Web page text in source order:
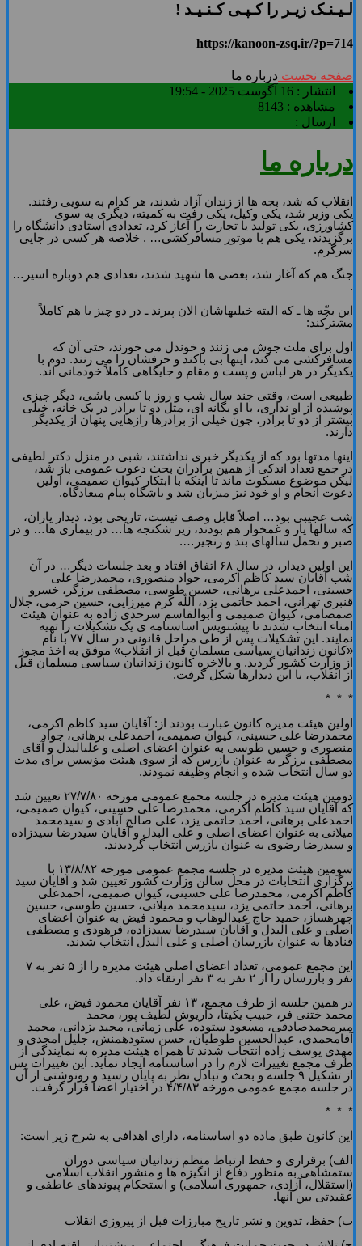
لـیـنـک زیـر را کـپـی کـنـیـد !
https://kanoon-zsq.ir/?p=714
صفحه نخست درباره ما
انتشار : 16 آگوست 2025 - 19:54
مشاهده : 8143
ارسال :
درباره ما
انقلاب که شد، بچه‏ ها از زندان آزاد شدند، هر کدام به سویى رفتند.
یکى وزیر شد، یکى وکیل، یکى رفت به کمیته، دیگرى به سوى
کشاورزى، یکى تولید یا تجارت را آغاز کرد، تعدادى استادى دانشگاه را
برگزیدند، یکى هم با موتور مسافرکشى… . خلاصه هر کسى در جایى
سرگرم.
جنگ هم که آغاز شد، بعضى‏ ها شهید شدند، تعدادى هم دوباره اسیر…
.
این بچّه‏ ها ـ که البته خیلى‏هاشان الان پیرند ـ در دو چیز با هم کاملاً
مشترکند:
اول براى ملت جوش مى ‏زنند و خون‏دل مى‏ خورند، حتى آن که
مسافرکشى مى‏ کند، این‏ها بى‏ باکند و حرفشان را مى‏ زنند. دوم با
یکدیگر در هر لباس و پست و مقام و جایگاهى کاملاً خودمانى‏ اند.
طبیعى است، وقتى چند سال شب و روز با کسى باشى، دیگر چیزى
پوشیده از او ندارى، با او یگانه‏ اى، مثل دو تا برادر در یک خانه، خیلى
بیشتر از دو تا برادر، چون خیلى از برادرها رازهایى پنهان از یکدیگر
دارند.
این‏ها مدت‏ها بود که از یکدیگر خبرى نداشتند، شبى در منزل دکتر لطیفى
در جمع تعداد اندکى از همین برادران بحث دعوت عمومى باز شد،
لیکن موضوع مسکوت ماند تا اینکه با ابتکار کیوان صمیمى، اولین
دعوت انجام و او خود نیز میزبان شد و باشگاه پیام میعادگاه.
شب عجیبى بود… اصلاً قابل وصف نیست، تاریخى بود، دیدار یاران،
که سال‏ها یار و غمخوار هم بودند، زیر شکنجه‏ ها… در بیمارى‏ ها… و در
صبر و تحمل سال‏هاى بند و زنجیر….
این اولین دیدار، در سال ۶۸ اتفاق افتاد و بعد جلسات دیگر… در آن
شب آقایان سید کاظم اکرمى، جواد منصورى، محمدرضا على‏
حسینى، احمدعلى برهانى، حسین طوسى، مصطفى برزگر، خسرو
قنبرى تهرانى، احمد حاتمى یزد، اللّه‏ کرم میرزایى، حسین حرمى، جلال
صمصامى، کیوان صمیمى و ابوالقاسم سرحدى ‏زاده به عنوان هیئت
امناء انتخاب شدند تا پیش‏نویس اساسنامه‏ ى یک تشکیلات را تهیه
نمایند. این تشکیلات پس از طى مراحل قانونى در سال ۷۷ با نام
«کانون زندانیان سیاسى مسلمان قبل از انقلاب» موفق به اخذ مجوز
از وزارت کشور گردید. و بالاخره کانون زندانیان سیاسى مسلمان قبل
از انقلاب، با این دیدارها شکل گرفت.
* * *
اولین هیئت مدیره کانون عبارت بودند از: آقایان سید کاظم اکرمى،
محمدرضا على‏ حسینى، کیوان صمیمى، احمدعلى برهانى، جواد
منصورى و حسین طوسى به عنوان اعضاى اصلى و على‏البدل و آقاى
مصطفى برزگر به عنوان بازرس که از سوى هیئت مؤسس براى مدت
دو سال انتخاب شده و انجام وظیفه نمودند.
دومین هیئت مدیره در جلسه مجمع عمومى مورخه ۲۷/۷/۸۰ تعیین شد
که آقایان سید کاظم اکرمى، محمدرضا على‏ حسینى، کیوان صمیمى،
احمدعلى برهانى، احمد حاتمى یزد، على صالح ‏آبادى و سیدمحمد
میلانى به عنوان اعضاى اصلى و على ‏البدل و آقایان سیدرضا سیدزاده
و سیدرضا رضوى به عنوان بازرس انتخاب گردیدند.
سومین هیئت مدیره در جلسه مجمع عمومى مورخه ۱۳/۸/۸۲ با
برگزارى انتخابات در محل سالن وزارت کشور تعیین شد و آقایان سید
کاظم اکرمى، محمدرضا على‏ حسینى، کیوان صمیمى، احمدعلى
برهانى، احمد حاتمى یزد، سیدمحمد میلانى، حسین طوسى، حسین
چهره‏ساز، حمید حاج عبدالوهاب و محمود فیض به عنوان اعضاى
اصلى و على‏ البدل و آقایان سیدرضا سیدزاده، فرهودى و مصطفى
قنادها به عنوان بازرسان اصلى و على البدل انتخاب شدند.
این مجمع عمومى، تعداد اعضاى اصلى هیئت مدیره را از ۵ نفر به ۷
نفر و بازرسان را از ۲ نفر به ۳ نفر ارتقاء داد.
در همین جلسه از طرف مجمع، ۱۳ نفر آقایان محمود فیض، على
محمد ختنى ‏فر، حبیب یکیتا، داریوش لطیف‏ پور، محمد
میرمحمدصادقى، مسعود ستوده، على زمانى، مجید یزدانى، محمد
آقامحمدى، عبدالحسین طوطیان، حسن ستوده‏منش، جلیل امجدى و
مهدى یوسف ‏زاده انتخاب شدند تا همراه هیئت مدیره به نمایندگى از
طرف مجمع تغییرات لازم را در اساسنامه ایجاد نماید. این تغییرات پس
از تشکیل ۹ جلسه و بحث و تبادل نظر به پایان رسید و رونوشتى از آن
در جلسه مجمع عمومى مورخه ۴/۴/۸۳ در اختیار اعضا قرار گرفت.
* * *
این کانون طبق ماده دو اساسنامه، داراى اهدافى به شرح زیر است:
الف) برقرارى و حفظ ارتباط منظم زندانیان سیاسى دوران
ستم‏شاهى به منظور دفاع از انگیزه‏ ها و منشور انقلاب اسلامى
(استقلال، آزادى، جمهورى اسلامى) و استحکام پیوندهاى عاطفى و
عقیدتى بین آن‏ها.
ب) حفظ، تدوین و نشر تاریخ مبارزات قبل از پیروزى انقلاب